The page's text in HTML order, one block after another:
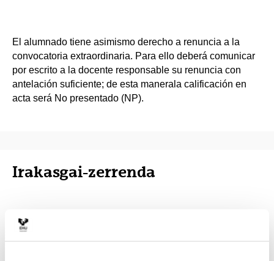
El alumnado tiene asimismo derecho a renuncia a la
convocatoria extraordinaria. Para ello deberá comunicar
por escrito a la docente responsable su renuncia con
antelación suficiente; de esta manerala calificación en
acta será No presentado (NP).
Irakasgai-zerrenda
LA MATERIA CERÁMICA: Aspectos históricos de